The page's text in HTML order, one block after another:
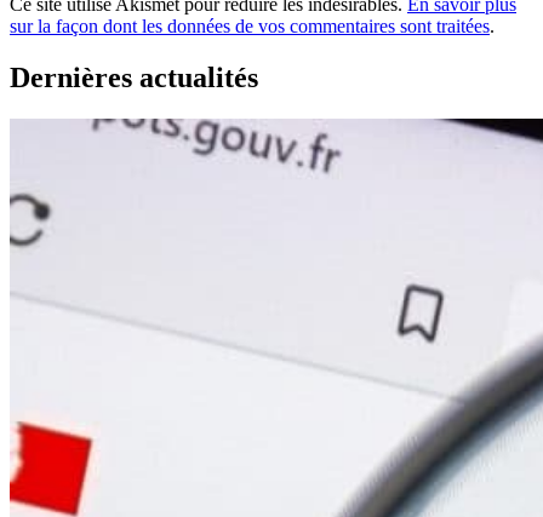
Ce site utilise Akismet pour réduire les indésirables. En savoir plus
sur la façon dont les données de vos commentaires sont traitées.
Dernières actualités